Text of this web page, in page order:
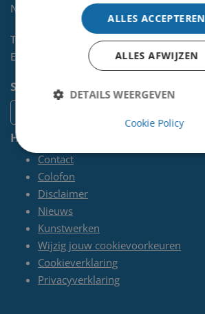
NL
Telefoon:
0255-567 200
E-mail:
kunst@velsen.nl
Socials
Handige pagina's
Contact
Colofon
Disclaimer
Nieuws
Kunstwerken
Wijzig jouw cookievoorkeuren
Cookieverklaring
Privacyverklaring
ALLES ACCEPTEREN
ALLES AFWIJZEN
DETAILS WEERGEVEN
Cookie Policy